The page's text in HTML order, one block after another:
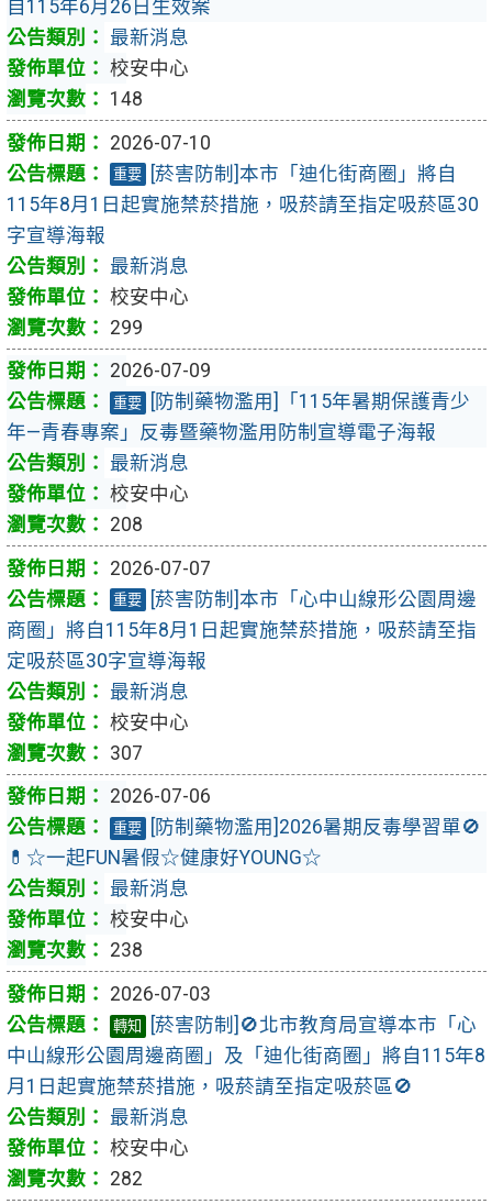
自115年6月26日生效案
最新消息
校安中心
148
2026-07-10
重要
[菸害防制]本市「迪化街商圈」將自
115年8月1日起實施禁菸措施，吸菸請至指定吸菸區30
字宣導海報
最新消息
校安中心
299
2026-07-09
重要
[防制藥物濫用]「115年暑期保護青少
年—青春專案」反毒暨藥物濫用防制宣導電子海報
最新消息
校安中心
208
2026-07-07
重要
[菸害防制]本市「心中山線形公園周邊
商圈」將自115年8月1日起實施禁菸措施，吸菸請至指
定吸菸區30字宣導海報
最新消息
校安中心
307
2026-07-06
重要
[防制藥物濫用]2026暑期反毒學習單🚫
💊☆一起FUN暑假☆健康好YOUNG☆
最新消息
校安中心
238
2026-07-03
轉知
[菸害防制]🚫北市教育局宣導本市「心
中山線形公園周邊商圈」及「迪化街商圈」將自115年8
月1日起實施禁菸措施，吸菸請至指定吸菸區🚫
最新消息
校安中心
282